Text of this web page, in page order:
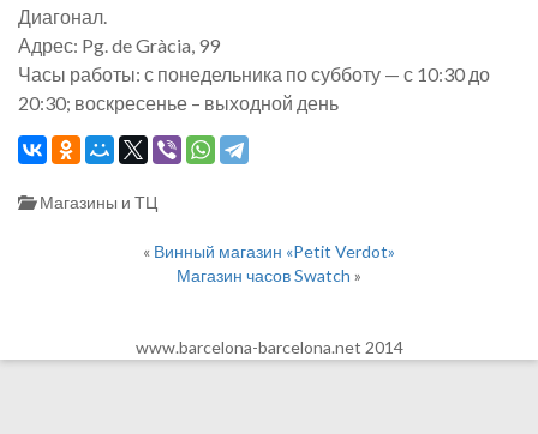
Диагонал.
Адрес: Pg. de Gràcia, 99
Часы работы: с понедельника по субботу — с 10:30 до
20:30; воскресенье – выходной день
Магазины и ТЦ
« Винный магазин «Petit Verdot»
Магазин часов Swatch »
www.barcelona-barcelona.net 2014